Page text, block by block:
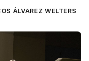
ÁLVAREZ WELTERS